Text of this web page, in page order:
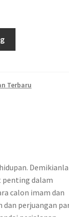
Terbaru
penting dalam
calon imam dan
perjuangan